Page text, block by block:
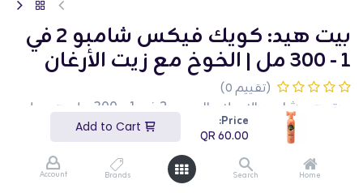
Price:
60.00
Home
Search
Brands
Account
بيت هيد: كويك فيكس شامبو 2 في
1 - 300 مل | الخوخ مع زيت الأرغان
(تقييم 0)
بيت هيد شامبو الإصلاح السريع 2 في 1 - 300 مل هو حل
تجميل مريح وفعال مصمم لتنظيف وتكييف معطف
حيوانك الأليف. يجمع هذا الشامبو بوزن 300 مل بين فوائد
الشامبو والبلسم، مما يجعل المعطف نظيفًا وناعمًا
وسهل التحكم. إنه مثالي للاستخدام المنتظم ويساعد في
الحفاظ على معطف صحي ولامع. هذا المنتج مثالي
لأصحاب الحيوانات الأليفة المشغولين الذين يبحثون عن